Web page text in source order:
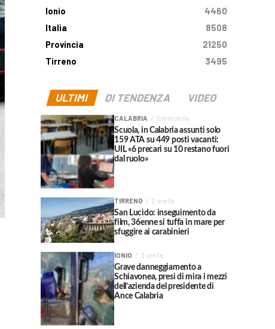
Ionio
4460
Italia
8508
Provincia
21250
Tirreno
3495
ULTIMI DI TENDENZA VIDEO
CALABRIA 11 minuti fa
Scuola, in Calabria assunti solo
159 ATA su 449 posti vacanti:
UIL «6 precari su 10 restano fuori
dal ruolo»
TIRRENO 2 ore fa
San Lucido: inseguimento da
film, 36enne si tuffa in mare per
sfuggire ai carabinieri
IONIO 2 ore fa
Grave danneggiamento a
Schiavonea, presi di mira i mezzi
dell’azienda del presidente di
Ance Calabria